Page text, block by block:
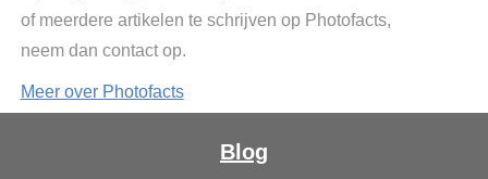
of meerdere artikelen te schrijven op Photofacts,
neem dan contact op.
Meer over Photofacts
Blog